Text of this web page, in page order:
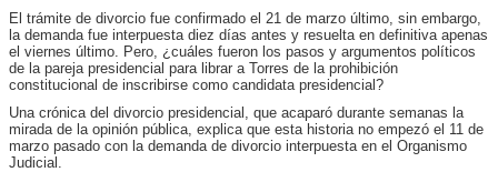
El trámite de divorcio fue confirmado el 21 de marzo último, sin embargo,
la demanda fue interpuesta diez días antes y resuelta en definitiva apenas
el viernes último. Pero, ¿cuáles fueron los pasos y argumentos políticos
de la pareja presidencial para librar a Torres de la prohibición
constitucional de inscribirse como candidata presidencial?
Una crónica del divorcio presidencial, que acaparó durante semanas la
mirada de la opinión pública, explica que esta historia no empezó el 11 de
marzo pasado con la demanda de divorcio interpuesta en el Organismo
Judicial.